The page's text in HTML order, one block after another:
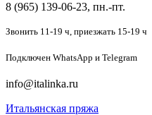
8 (965) 139-06-23, пн.-пт.
Звонить 11-19 ч, приезжать 15-19 ч
Подключен WhatsApp и Telegram
info@italinka.ru
Итальянская пряжа